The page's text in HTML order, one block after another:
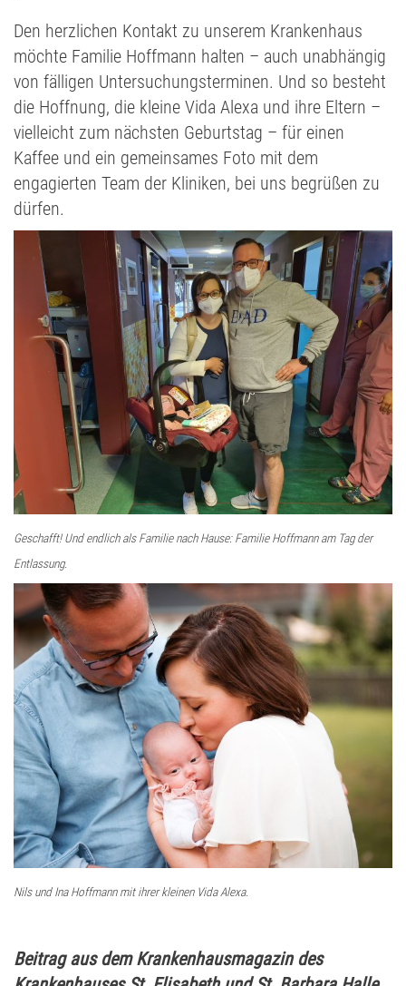
Den herzlichen Kontakt zu unserem Krankenhaus
möchte Familie Hoffmann halten – auch unabhängig
von fälligen Untersuchungsterminen. Und so besteht
die Hoffnung, die kleine Vida Alexa und ihre Eltern –
vielleicht zum nächsten Geburtstag – für einen
Kaffee und ein gemeinsames Foto mit dem
engagierten Team der Kliniken, bei uns begrüßen zu
dürfen.
Geschafft! Und endlich als Familie nach Hause: Familie Hoffmann am Tag der
Entlassung.
Nils und Ina Hoffmann mit ihrer kleinen Vida Alexa.
Beitrag aus dem Krankenhausmagazin des